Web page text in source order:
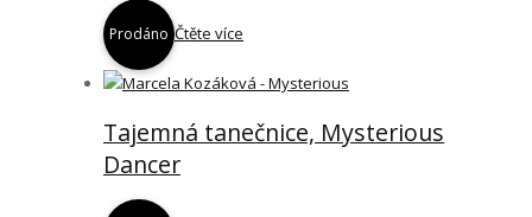
Prodáno Čtěte více
Tajemná tanečnice, Mysterious
Dancer